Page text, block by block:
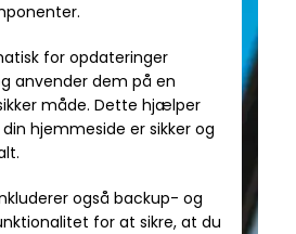
for opdateringer
anvender dem på en
måde. Dette hjælper
hjemmeside er sikker og
også backup- og
for at sikre, at du